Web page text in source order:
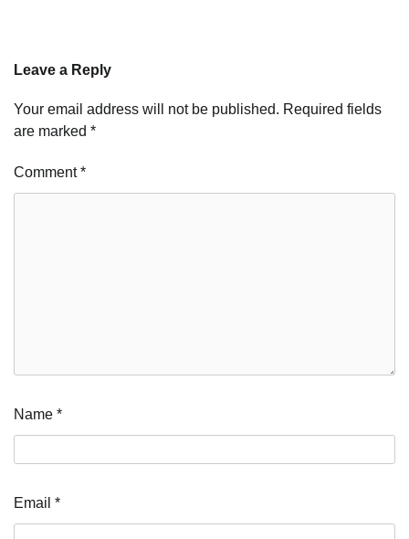
Leave a Reply
Your email address will not be published. Required fields
are marked *
Comment*
Name *
Email *